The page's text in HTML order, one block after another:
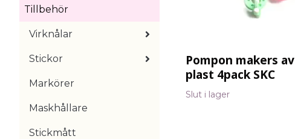
Tillbehör
Virknålar
Stickor
Markörer
Maskhållare
Stickmått
Pompon makers av
plast 4pack SKC
Slut i lager